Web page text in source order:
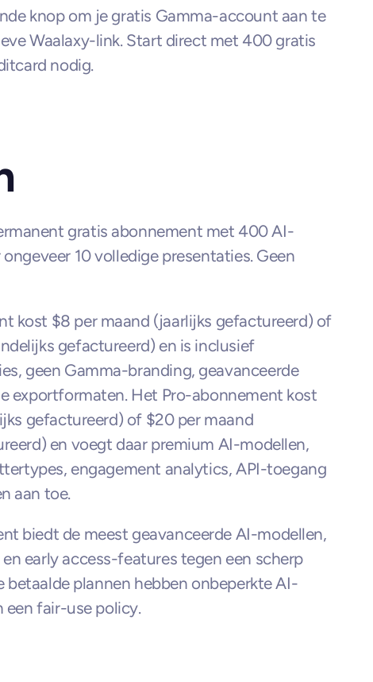
knop om je gratis Gamma-account aan te
Waalaxy-link. Start direct met 400 gratis
nodig.
gratis abonnement met 400 AI-
10 volledige presentaties. Geen
kost $8 per maand (jaarlijks gefactureerd) of
gefactureerd) en is inclusief
geen Gamma-branding, geavanceerde
exportformaten. Het Pro-abonnement kost
gefactureerd) of $20 per maand
en voegt daar premium AI-modellen,
engagement analytics, API-toegang
aan toe.
biedt de meest geavanceerde AI-modellen,
early access-features tegen een scherp
plannen hebben onbeperkte AI-
een fair-use policy.